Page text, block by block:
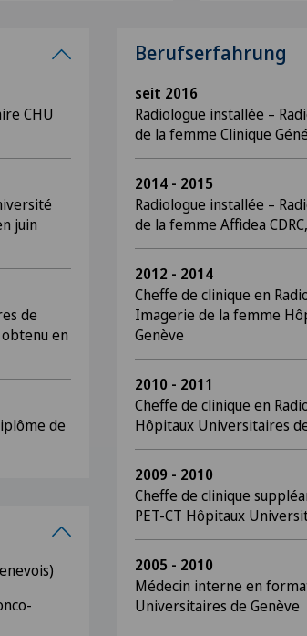
CHU
juin
de
en
de
Berufserfahrung
seit 2016
Radiologue installée –
de la femme Clinique
2014 - 2015
Radiologue installée –
de la femme Affidea
2012 - 2014
Cheffe de clinique en
Imagerie de la femme
Genève
2010 - 2011
Cheffe de clinique en
Hôpitaux Universitaires
2009 - 2010
Cheffe de clinique
PET-CT Hôpitaux
2005 - 2010
Médecin interne en
Universitaires de Genève